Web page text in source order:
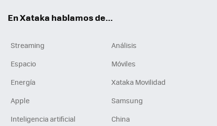
En Xataka hablamos de...
Streaming
Análisis
Espacio
Móviles
Energía
Xataka Movilidad
Apple
Samsung
Inteligencia artificial
China